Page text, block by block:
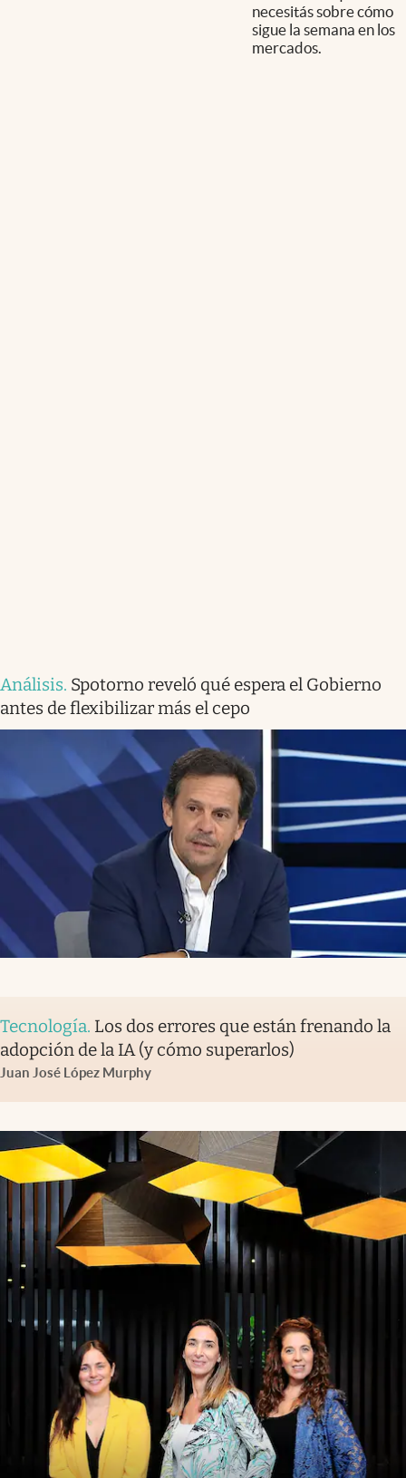
necesitás sobre cómo
sigue la semana en los
mercados.
Análisis. Spotorno reveló qué espera el Gobierno
antes de flexibilizar más el cepo
Tecnología. Los dos errores que están frenando la
adopción de la IA (y cómo superarlos)
Juan José López Murphy